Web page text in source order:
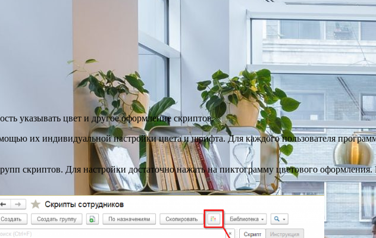
указывать цвет и другое оформление скриптов.
их индивидуальной настройки цвета и шрифта. Для каждого пользователя
скриптов. Для настройки достаточно нажать на пиктограмму цветового